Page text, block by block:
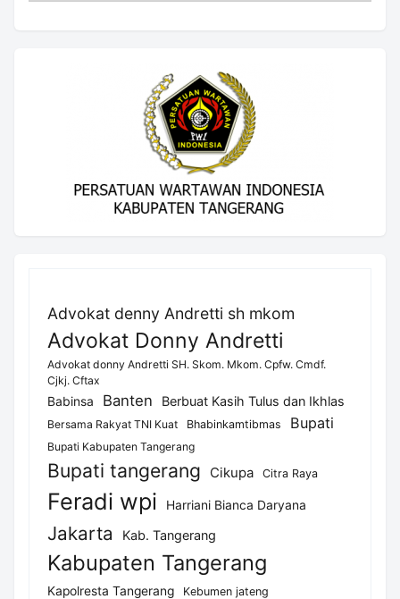
Advokat denny Andretti sh mkom
Advokat Donny Andretti
Advokat donny Andretti SH. Skom. Mkom. Cpfw. Cmdf.
Cjkj. Cftax
Babinsa Banten Berbuat Kasih Tulus dan Ikhlas
Bersama Rakyat TNI Kuat Bhabinkamtibmas Bupati
Bupati Kabupaten Tangerang
Bupati tangerang Cikupa Citra Raya
Feradi wpi Harriani Bianca Daryana
Jakarta Kab. Tangerang
Kabupaten Tangerang
Kapolresta Tangerang Kebumen jateng